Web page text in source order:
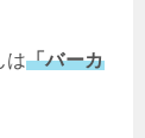
は「バーカ